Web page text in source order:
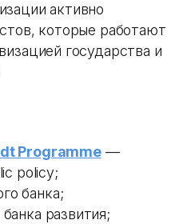
активно
которые работают
государства и
Programme—
policy;
банка;
развития;